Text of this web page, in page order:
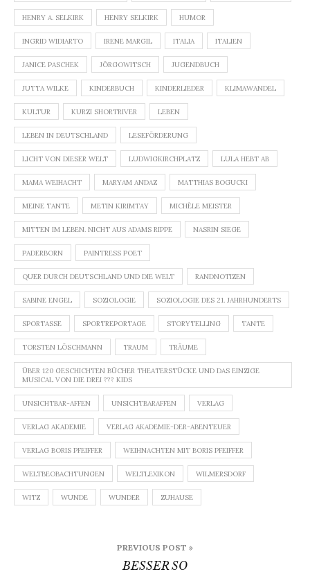
HENRY A. SELKIRK HENRY SELKIRK HUMOR
INGRID WIDIARTO IRENE MARGIL ITALIA ITALIEN
JANICE PASCHEK JÖRGOWITSCH JUGENDBUCH
JUTTA WILKE KINDERBUCH KINDERLIEDER KLIMAWANDEL
KULTUR KURZI SHORTRIVER LEBEN
LEBEN IN DEUTSCHLAND LESEFÖRDERUNG
LICHT VON DIESER WELT LUDWIGKIRCHPLATZ LULA HEBT AB
MAMA WEIHACHT MARYAM ANDAZ MATTHIAS BOGUCKI
MEINE TANTE METIN KIRIMTAY MICHÈLE MEISTER
MITTEN IM LEBEN. NICHT AUS ADAMS RIPPE NASRIN SIEGE
PADERBORN PAINTRESS POET
QUER DURCH DEUTSCHLAND UND DIE WELT RANDNOTIZEN
SABINE ENGEL SOZIOLOGIE SOZIOLOGIE DES 21. JAHRHUNDERTS
SPORTASSE SPORTREPORTAGE STORYTELLING TANTE
TORSTEN LÖSCHMANN TRAUM TRÄUME
ÜBER 120 GESCHICHTEN BÜCHER THEATERSTÜCKE UND DAS EINZIGE
MUSICAL VON DIE DREI ??? KIDS
UNSICHTBAR-AFFEN UNSICHTBARAFFEN VERLAG
VERLAG AKADEMIE VERLAG AKADEMIE-DER-ABENTEUER
VERLAG BORIS PFEIFFER WEIHNACHTEN MIT BORIS PFEIFFER
WELTBEOBACHTUNGEN WELTLEXIKON WILMERSDORF
WITZ WUNDE WUNDER ZUHAUSE
PREVIOUS POST »
BESSER SO